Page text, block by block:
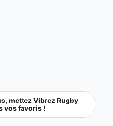
mettez Vibrez Rugby
vos favoris !